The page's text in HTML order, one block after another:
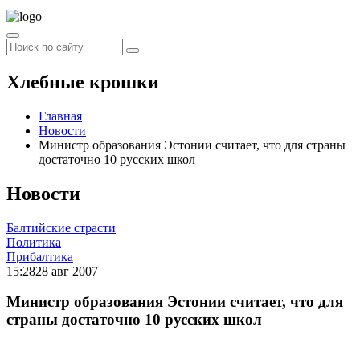
Хлебные крошки
Главная
Новости
Министр образования Эстонии считает, что для страны
достаточно 10 русских школ
Новости
Балтийские страсти
Политика
Прибалтика
15:2828 авг 2007
Министр образования Эстонии считает, что для
страны достаточно 10 русских школ